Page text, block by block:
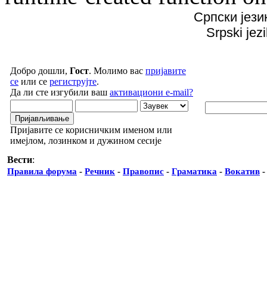
Српски
Srpski
Добро дошли, Гост. Молимо вас пријавите
се или се региструјте.
Да ли сте изгубили ваш активациони e-mail?
Пријавите се корисничким именом или
имејлом, лозинком и дужином сесије
Вести:
Правила форума - Речник - Правопис - Граматика - Вокатив -